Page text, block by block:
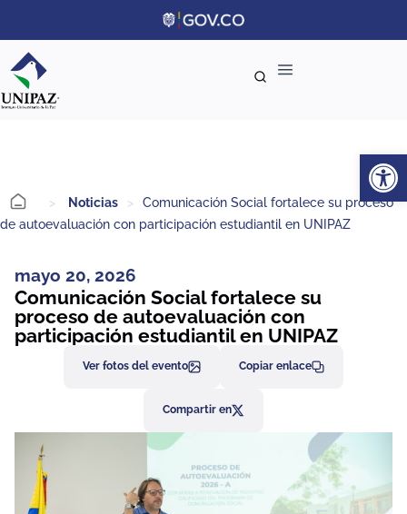
> Noticias >
Comunicación Social fortalece su proceso
de autoevaluación con participación estudiantil en UNIPAZ
mayo 20, 2026
Comunicación Social fortalece su
proceso de autoevaluación con
participación estudiantil en UNIPAZ
Ver fotos del evento Copiar enlace
Compartir en